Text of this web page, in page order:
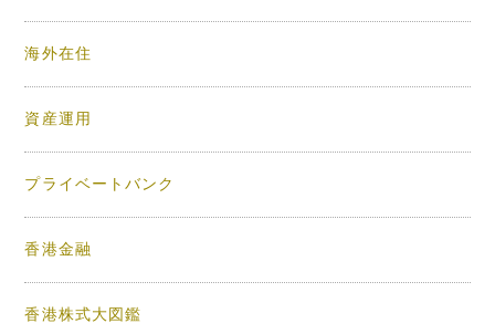
海外在住
資産運用
プライベートバンク
香港金融
香港株式大図鑑